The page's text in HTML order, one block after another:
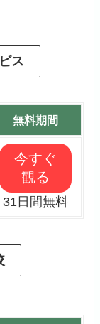
ス
無料期間
今すぐ
観る
31日間無料